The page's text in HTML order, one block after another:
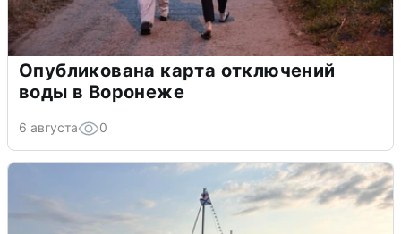
Опубликована карта отключений
воды в Воронеже
6 августа 0